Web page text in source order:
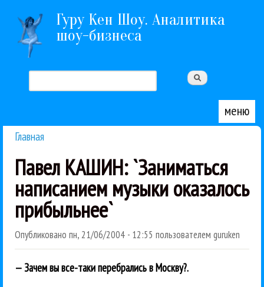
Перейти к основному содержанию
Гуру Кен Шоу. Аналитика
шоу-бизнеса
Форма поиска
меню
Главная
Павел КАШИН: `Заниматься
написанием музыки оказалось
прибыльнее`
Опубликовано пн, 21/06/2004 - 12:55 пользователем guruken
— Зачем вы все-таки перебрались в Москву?.